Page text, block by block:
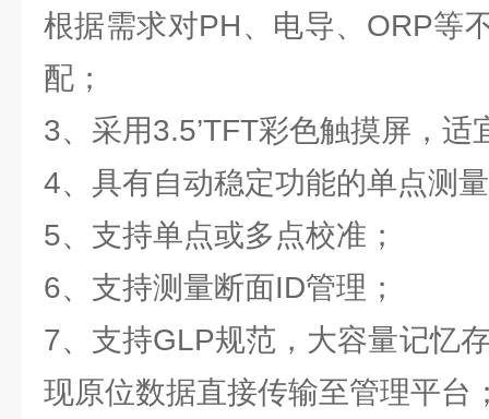
根据需求对PH、电导、ORP等
配；
3、采用3.5’TFT彩色触摸屏，适
4、具有自动稳定功能的单点测
5、支持单点或多点校准；
6、支持测量断面ID管理；
7、支持GLP规范，大容量记忆
现原位数据直接传输至管理平台